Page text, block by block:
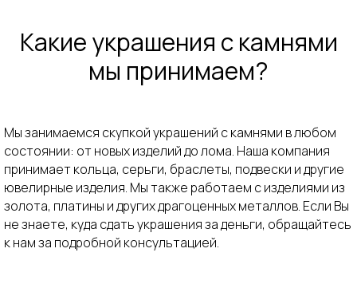
Какие украшения с камнями
мы принимаем?
Мы занимаемся скупкой украшений с камнями в любом
состоянии: от новых изделий до лома. Наша компания
принимает кольца, серьги, браслеты, подвески и другие
ювелирные изделия. Мы также работаем с изделиями из
золота, платины и других драгоценных металлов. Если Вы
не знаете, куда сдать украшения за деньги, обращайтесь
к нам за подробной консультацией.
удобным
расположением
рядом с метро
в Яндексе
Оценить в Telegram
Оценить в MAX